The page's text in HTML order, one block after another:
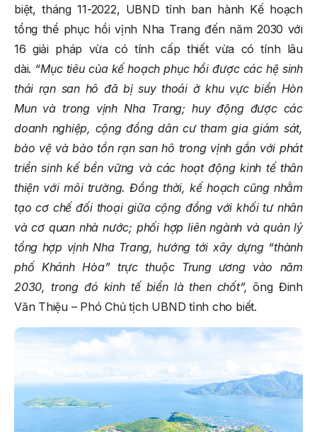
biệt, tháng 11-2022, UBND tỉnh ban hành Kế hoạch
tổng thể phục hồi vịnh Nha Trang đến năm 2030 với
16 giải pháp vừa có tính cấp thiết vừa có tính lâu
dài. “Mục tiêu của kế hoạch phục hồi được các hệ sinh
thái rạn san hô đã bị suy thoái ở khu vực biển Hòn
Mun và trong vịnh Nha Trang; huy động được các
doanh nghiệp, cộng đồng dân cư tham gia giám sát,
bảo vệ và bảo tồn rạn san hô trong vịnh gắn với phát
triển sinh kế bền vững và các hoạt động kinh tế thân
thiện với môi trường. Đồng thời, kế hoạch cũng nhằm
tạo cơ chế đối thoại giữa cộng đồng với khối tư nhân
và cơ quan nhà nước; phối hợp liên ngành và quản lý
tổng hợp vịnh Nha Trang, hướng tới xây dựng “thành
phố Khánh Hòa” trực thuộc Trung ương vào năm
2030, trong đó kinh tế biển là then chốt”, ông Đinh
Văn Thiệu – Phó Chủ tịch UBND tỉnh cho biết.